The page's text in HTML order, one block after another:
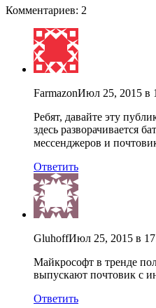
Комментариев: 2
FarmazonИюл 25, 2015 в
Ребят, давайте эту
здесь разворачивается
мессенджеров и
Ответить
GluhoffИюл 25, 2015 в
Майкрософт в тренде
выпускают почтовик с
Ответить